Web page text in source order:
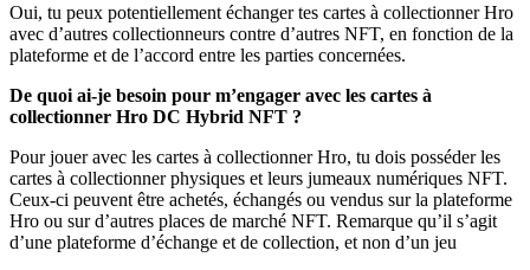
Oui, tu peux potentiellement échanger tes cartes à collectionner Hro
avec d’autres collectionneurs contre d’autres NFT, en fonction de la
plateforme et de l’accord entre les parties concernées.
De quoi ai-je besoin pour m’engager avec les cartes à
collectionner Hro DC Hybrid NFT ?
Pour jouer avec les cartes à collectionner Hro, tu dois posséder les
cartes à collectionner physiques et leurs jumeaux numériques NFT.
Ceux-ci peuvent être achetés, échangés ou vendus sur la plateforme
Hro ou sur d’autres places de marché NFT. Remarque qu’il s’agit
d’une plateforme d’échange et de collection, et non d’un jeu